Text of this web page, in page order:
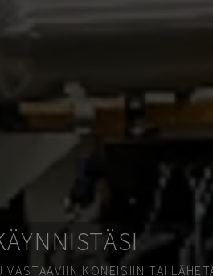
VASTAAVIIN KONEISIIN TAI